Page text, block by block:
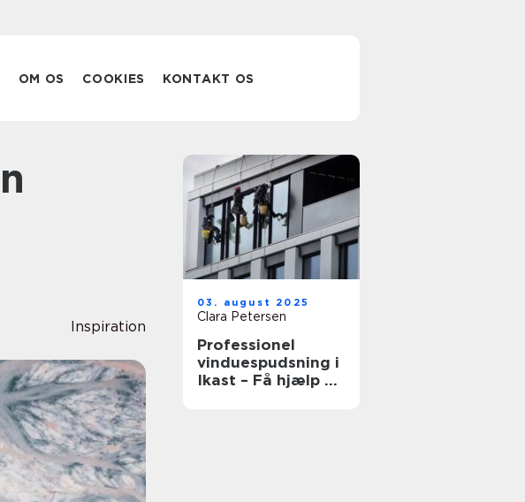
OM OS COOKIES KONTAKT OS
Inspiration
03. august 2025
Clara Petersen
Professionel
vinduespudsning i
Ikast – Få hjælp af